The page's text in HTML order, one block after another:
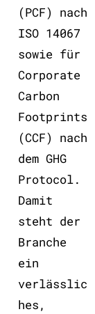
(PCF) nach
ISO 14067
sowie für
Corporate
Carbon
Footprints
(CCF) nach
dem GHG
Protocol.
Damit
steht der
Branche
ein
verlässlic
hes,